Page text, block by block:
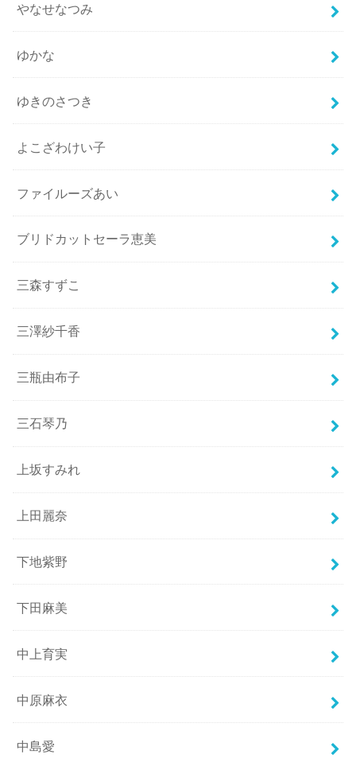
やなせなつみ
ゆかな
ゆきのさつき
よこざわけい子
ファイルーズあい
ブリドカットセーラ恵美
三森すずこ
三澤紗千香
三瓶由布子
三石琴乃
上坂すみれ
上田麗奈
下地紫野
下田麻美
中上育実
中原麻衣
中島愛